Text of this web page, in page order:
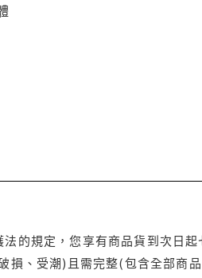
法的規定，您享有商品貨到次日
損、受潮)且需完整(包含全部商